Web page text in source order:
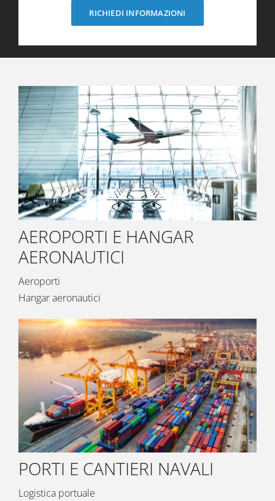
RICHIEDI INFORMAZIONI
AEROPORTI E HANGAR
AERONAUTICI
Aeroporti
Hangar aeronautici
PORTI E CANTIERI NAVALI
Logistica portuale